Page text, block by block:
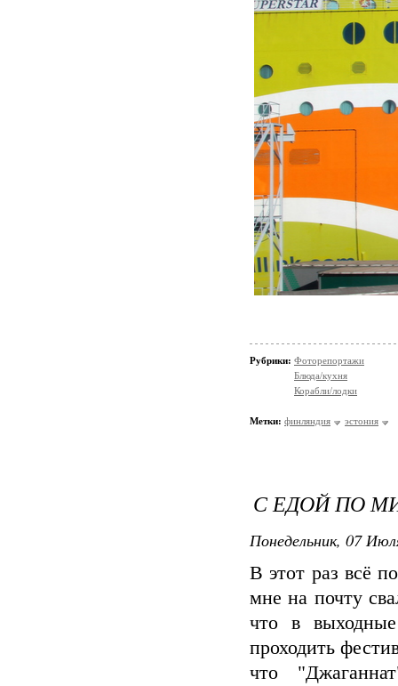
Рубрики: Фоторепортажи
Блюда/кухня
Корабли/лодки
Метки: финляндия эстония
С ЕДОЙ ПО
Понедельник, 07
В этот раз всё
мне на почту
что в
проходить
что